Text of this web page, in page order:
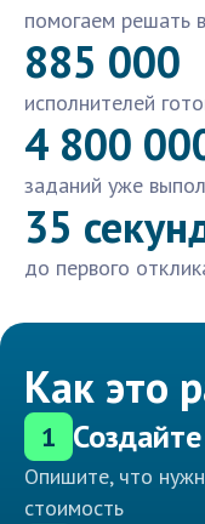
помогаем решать
885 000
исполнителей
4 800
заданий уже
35
до первого
Как это
1
Опишите, что
стоимость